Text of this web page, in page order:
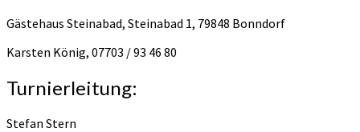
Gästehaus Steinabad, Steinabad 1, 79848 Bonndorf
Karsten König, 07703 / 93 46 80
Turnierleitung:
Stefan Stern